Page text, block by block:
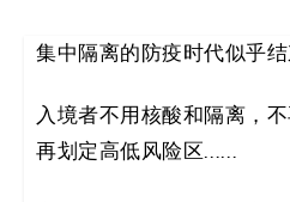
代
码
集中隔离的防疫时代似乎结
入境者不用核酸和隔离，
再划定高低风险区……